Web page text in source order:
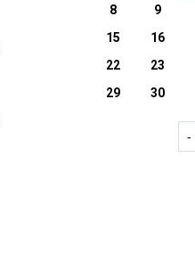
8
9
15
16
22
23
29
30